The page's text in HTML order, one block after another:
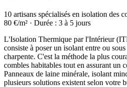
10 artisans spécialisés en isolation des
80 €/m² · Durée : 3 à 5 jours
L'Isolation Thermique par l'Intérieur
consiste à poser un isolant entre ou
charpente. C'est la méthode la plus
combles habitables tout en assurant un
Panneaux de laine minérale, isolant
plusieurs solutions existent selon votre